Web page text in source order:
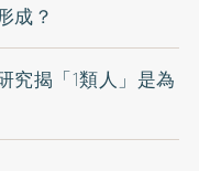
成？
究揭「1類人」是為